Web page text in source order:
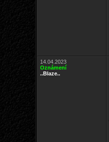
14.04.2023
Oznámení
..Blaze..